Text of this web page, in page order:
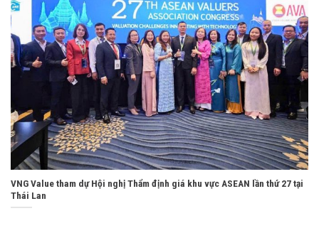
VNG Value tham dự Hội nghị Thẩm định giá khu vực ASEAN lần thứ 27 tại
Thái Lan